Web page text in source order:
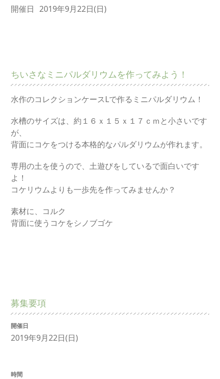
開催日 2019年9月22日(日)
ちいさなミニパルダリウムを作ってみよう！
水作のコレクションケースLで作るミニパルダリウム！
水槽のサイズは、約１６ｘ１５ｘ１７ｃｍと小さいです
が、
背面にコケをつける本格的なパルダリウムが作れます。
専用の土を使うので、土遊びをしているで面白いです
よ！
コケリウムよりも一歩先を作ってみませんか？
素材に、コルク
背面に使うコケをシノブゴケ
募集要項
開催日
2019年9月22日(日)
時間